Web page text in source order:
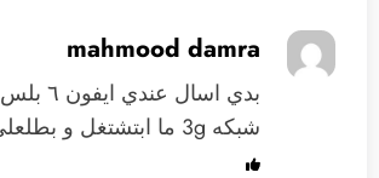
mahmood damra
بدي اسال
شبكه 3g ما ابتشتغل و بطلعلي no servar